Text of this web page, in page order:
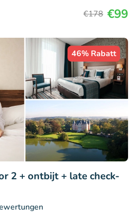
€178 €99
46% Rabatt
2 + ontbijt + late check-